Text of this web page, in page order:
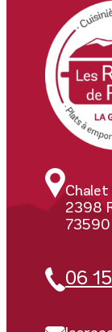
Chalet
2398
73590
06